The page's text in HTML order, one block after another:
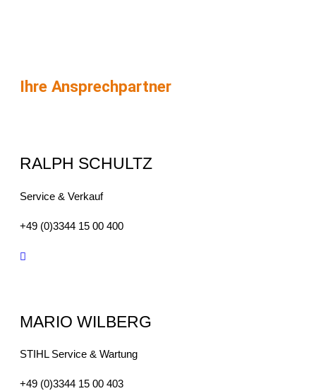
Ihre Ansprechpartner
RALPH SCHULTZ
Service & Verkauf
+49 (0)3344 15 00 400
MARIO WILBERG
STIHL Service & Wartung
+49 (0)3344 15 00 403